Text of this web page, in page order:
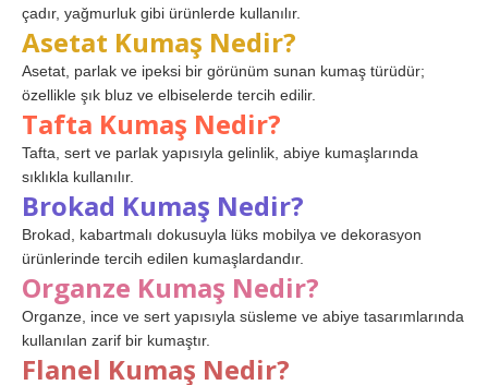
çadır, yağmurluk gibi ürünlerde kullanılır.
Asetat Kumaş Nedir?
Asetat, parlak ve ipeksi bir görünüm sunan kumaş türüdür;
özellikle şık bluz ve elbiselerde tercih edilir.
Tafta Kumaş Nedir?
Tafta, sert ve parlak yapısıyla gelinlik, abiye kumaşlarında
sıklıkla kullanılır.
Brokad Kumaş Nedir?
Brokad, kabartmalı dokusuyla lüks mobilya ve dekorasyon
ürünlerinde tercih edilen kumaşlardandır.
Organze Kumaş Nedir?
Organze, ince ve sert yapısıyla süsleme ve abiye tasarımlarında
kullanılan zarif bir kumaştır.
Flanel Kumaş Nedir?